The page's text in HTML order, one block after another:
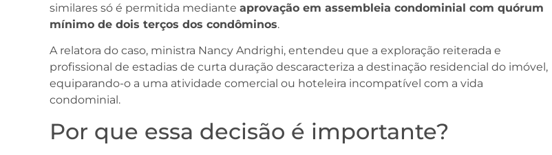
similares só é permitida mediante aprovação em assembleia condominial com quórum
mínimo de dois terços dos condôminos.
A relatora do caso, ministra Nancy Andrighi, entendeu que a exploração reiterada e
profissional de estadias de curta duração descaracteriza a destinação residencial do imóvel,
equiparando-o a uma atividade comercial ou hoteleira incompatível com a vida
condominial.
Por que essa decisão é importante?